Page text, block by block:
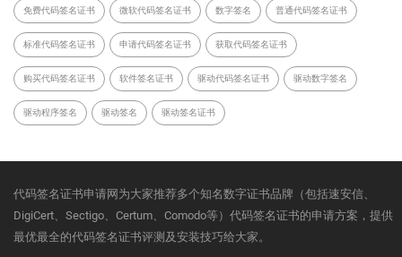
免费代码签名证书 微软代码签名证书 数字签名 普通代码签名证书
标准代码签名证书 申请代码签名证书 获取代码签名证书
购买代码签名证书 软件签名证书 驱动代码签名证书 驱动数字签名
驱动程序签名 驱动签名 驱动签名证书
代码签名证书申请网为大家推荐多个知名数字证书品牌（包括速安信、
DigiCert、Sectigo、Certum、Comodo等）代码签名证书的申请方案，提供
最优最全的代码签名证书评测及安装技巧给大家。